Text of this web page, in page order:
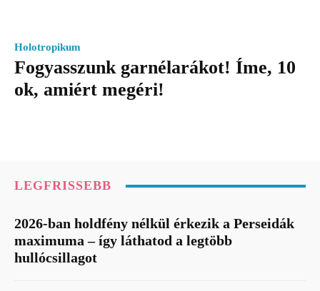
Holotropikum
Fogyasszunk garnélarákot! Íme, 10
ok, amiért megéri!
LEGFRISSEBB
2026-ban holdfény nélkül érkezik a Perseidák
maximuma – így láthatod a legtöbb
hullócsillagot